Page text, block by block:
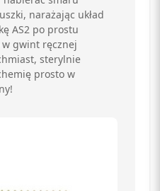
narażając układ
AS2 po prostu
gwint ręcznej
sterylnie
prosto w